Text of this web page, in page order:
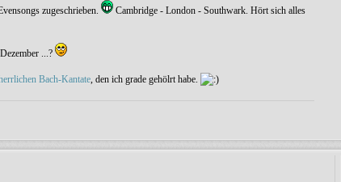
zugeschrieben.
Cambridge - London - Southwark. Hört sich alles
...?
Bach-Kantate, den ich grade gehölrt habe.